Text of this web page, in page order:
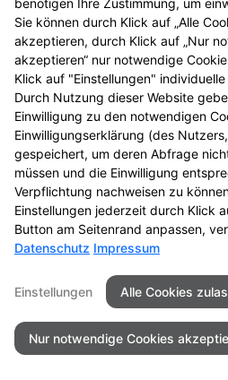
Zu LINDA. Hilft.
Seitenübersicht
Datenschutz
© 2026 St.-
benötigen Ihre Zustimmung, um
Sie können durch Klick auf „Alle
akzeptieren, durch Klick auf „Nur
akzeptieren“ nur notwendige
Klick auf "Einstellungen"
Durch Nutzung dieser Website
Einwilligung zu den notwendigen
Einwilligungserklärung (des
gespeichert, um deren Abfrage
müssen und die Einwilligung
Verpflichtung nachweisen zu
Einstellungen jederzeit durch Klick
Button am Seitenrand anpassen,
Datenschutz Impressum
Einstellungen Alle Cookies
Nur notwendige Cookies